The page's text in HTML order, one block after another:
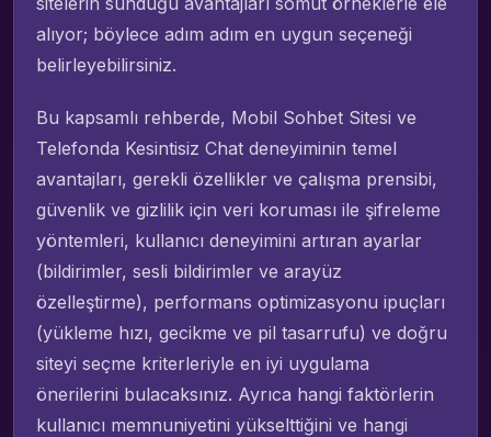
alıyor; böylece adım adım en uygun seçeneği
belirleyebilirsiniz.
Bu kapsamlı rehberde, Mobil Sohbet Sitesi ve
Telefonda Kesintisiz Chat deneyiminin temel
avantajları, gerekli özellikler ve çalışma prensibi,
güvenlik ve gizlilik için veri koruması ile şifreleme
yöntemleri, kullanıcı deneyimini artıran ayarlar
(bildirimler, sesli bildirimler ve arayüz
özelleştirme), performans optimizasyonu ipuçları
(yükleme hızı, gecikme ve pil tasarrufu) ve doğru
siteyi seçme kriterleriyle en iyi uygulama
önerilerini bulacaksınız. Ayrıca hangi faktörlerin
kullanıcı memnuniyetini yükselttiğini ve hangi